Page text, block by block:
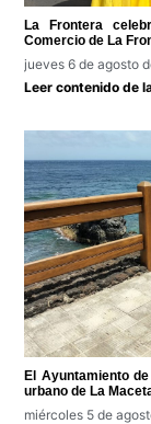
La Frontera
Comercio de La
jueves 6 de agosto
Leer contenido de
El Ayuntamiento
urbano de La
miércoles 5 de